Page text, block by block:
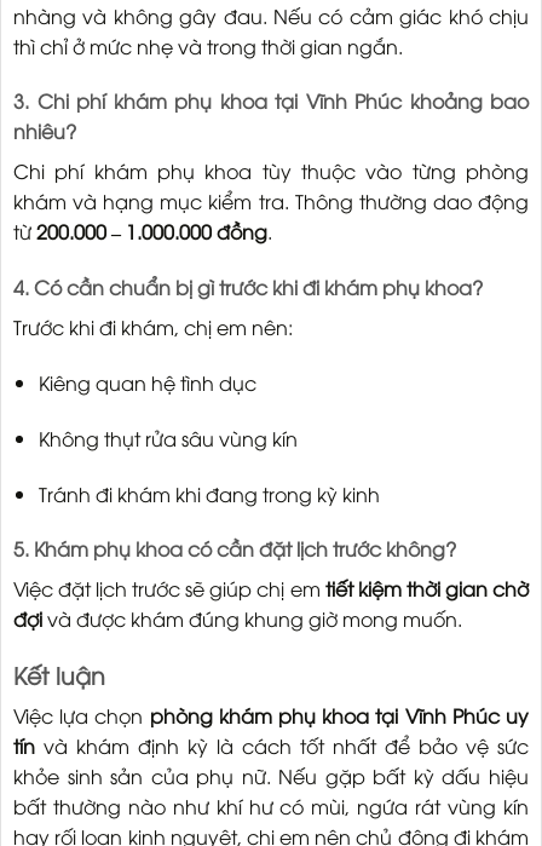
nhàng và không gây đau. Nếu có cảm giác khó chịu
thì chỉ ở mức nhẹ và trong thời gian ngắn.
3. Chi phí khám phụ khoa tại Vĩnh Phúc khoảng bao
nhiêu?
Chi phí khám phụ khoa tùy thuộc vào từng phòng
khám và hạng mục kiểm tra. Thông thường dao động
từ200.000 – 1.000.000 đồng.
4. Có cần chuẩn bị gì trước khi đi khám phụ khoa?
Trước khi đi khám, chị em nên:
Kiêng quan hệ tình dục
Không thụt rửa sâu vùng kín
Tránh đi khám khi đang trong kỳ kinh
5. Khám phụ khoa có cần đặt lịch trước không?
Việc đặt lịch trước sẽ giúp chị em tiết kiệm thời gian chờ
đợivà được khám đúng khung giờ mong muốn.
Kết luận
Việc lựa chọn phòng khám phụ khoa tại Vĩnh Phúc uy
tín và khám định kỳ là cách tốt nhất để bảo vệ sức
khỏe sinh sản của phụ nữ. Nếu gặp bất kỳ dấu hiệu
bất thường nào như khí hư có mùi, ngứa rát vùng kín
hay rối loạn kinh nguyệt, chị em nên chủ động đi khám